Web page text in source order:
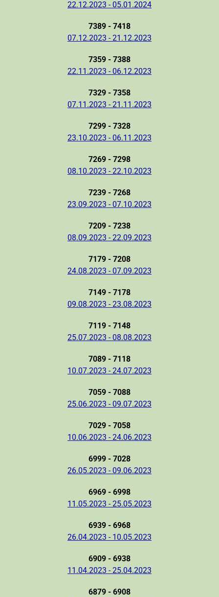
22.12.2023 - 05.01.2024
7389 - 7418
07.12.2023 - 21.12.2023
7359 - 7388
22.11.2023 - 06.12.2023
7329 - 7358
07.11.2023 - 21.11.2023
7299 - 7328
23.10.2023 - 06.11.2023
7269 - 7298
08.10.2023 - 22.10.2023
7239 - 7268
23.09.2023 - 07.10.2023
7209 - 7238
08.09.2023 - 22.09.2023
7179 - 7208
24.08.2023 - 07.09.2023
7149 - 7178
09.08.2023 - 23.08.2023
7119 - 7148
25.07.2023 - 08.08.2023
7089 - 7118
10.07.2023 - 24.07.2023
7059 - 7088
25.06.2023 - 09.07.2023
7029 - 7058
10.06.2023 - 24.06.2023
6999 - 7028
26.05.2023 - 09.06.2023
6969 - 6998
11.05.2023 - 25.05.2023
6939 - 6968
26.04.2023 - 10.05.2023
6909 - 6938
11.04.2023 - 25.04.2023
6879 - 6908